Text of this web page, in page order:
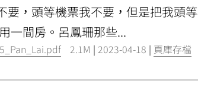
，頭等機票我不要，但是把我頭
一間房。呂鳳珊那些...
2.1M |2023-04-18 | 頁庫存檔